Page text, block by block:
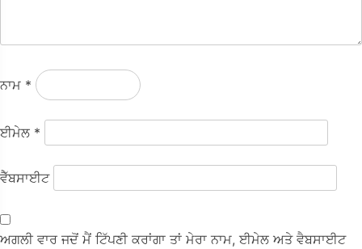
ਨਾਮ *
ਈਮੇਲ *
ਵੈੱਬਸਾਈਟ
ਅਗਲੀ ਵਾਰ ਜਦੋਂ ਮੈਂ ਟਿੱਪਣੀ ਕਰਾਂਗਾ ਤਾਂ ਮੇਰਾ ਨਾਮ, ਈਮੇਲ ਅਤੇ ਵੈਬਸਾਈਟ